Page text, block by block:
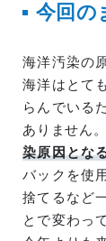
今回の
海洋汚染の
海洋はとて
らんでいる
ありません
染原因とな
バックを使
捨てるなど
とで変わっ